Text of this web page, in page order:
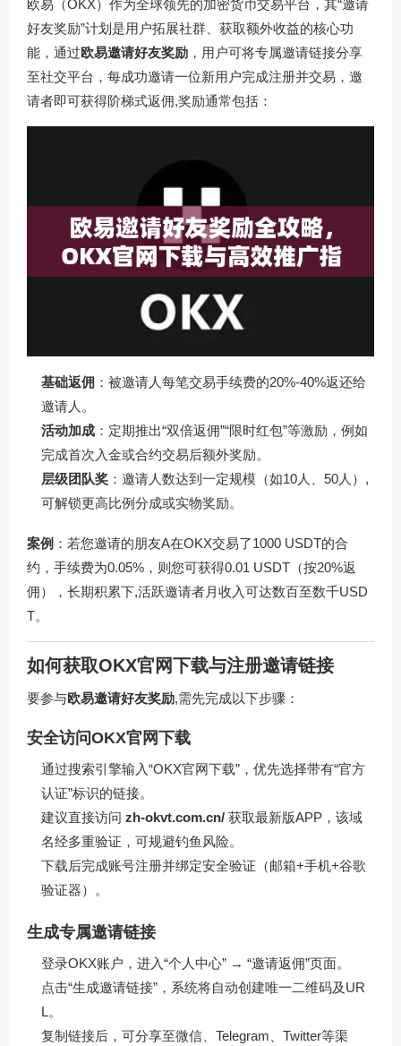
欧易（OKX）作为全球领先的加密货币交易平台，其“邀请
好友奖励”计划是用户拓展社群、获取额外收益的核心功
能，通过欧易邀请好友奖励 ，用户可将专属邀请链接分享
至社交平台，每成功邀请一位新用户完成注册并交易，邀
请者即可获得阶梯式返佣,奖励通常包括：
基础返佣 ：被邀请人每笔交易手续费的20%-40%返还给
邀请人。
活动加成 ：定期推出“双倍返佣”“限时红包”等激励，例如
完成首次入金或合约交易后额外奖励。
层级团队奖 ：邀请人数达到一定规模（如10人、50人）,
可解锁更高比例分成或实物奖励。
案例 ：若您邀请的朋友A在OKX交易了1000 USDT的合
约，手续费为0.05%，则您可获得0.01 USDT（按20%返
佣），长期积累下,活跃邀请者月收入可达数百至数千USD
T。
如何获取OKX官网下载与注册邀请链接
要参与欧易邀请好友奖励,需先完成以下步骤：
安全访问OKX官网下载
通过搜索引擎输入“OKX官网下载”，优先选择带有“官方
认证”标识的链接。
建议直接访问 zh-okvt.com.cn/ 获取最新版APP，该域
名经多重验证，可规避钓鱼风险。
下载后完成账号注册并绑定安全验证（邮箱+手机+谷歌
验证器）。
生成专属邀请链接
登录OKX账户，进入“个人中心” → “邀请返佣”页面。
点击“生成邀请链接”，系统将自动创建唯一二维码及UR
L。
复制链接后，可分享至微信、Telegram、Twitter等渠